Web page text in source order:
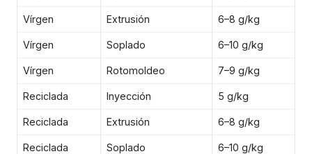
Vírgen Extrusión 6–8 g/kg
Vírgen Soplado 6–10 g/kg
Vírgen Rotomoldeo 7–9 g/kg
Reciclada Inyección 5 g/kg
Reciclada Extrusión 6–8 g/kg
Reciclada Soplado 6–10 g/kg